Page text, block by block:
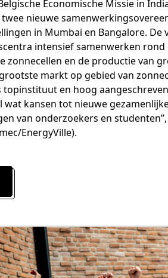
twee nieuwe
in Mumbai en Bangalore. De
intensief samenwerken
zonnecellen en de productie van
markt op gebied van
topinstituut en hoog
wat kansen tot nieuwe
van onderzoekers en
EnergyVille).